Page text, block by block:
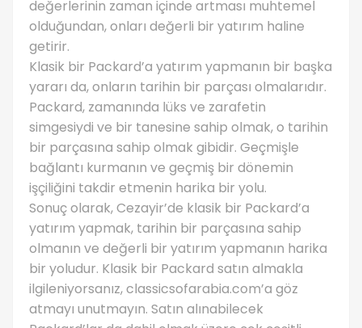
değerlerinin zaman içinde artması muhtemel
olduğundan, onları değerli bir yatırım haline
getirir.
Klasik bir Packard’a yatırım yapmanın bir başka
yararı da, onların tarihin bir parçası olmalarıdır.
Packard, zamanında lüks ve zarafetin
simgesiydi ve bir tanesine sahip olmak, o tarihin
bir parçasına sahip olmak gibidir. Geçmişle
bağlantı kurmanın ve geçmiş bir dönemin
işçiliğini takdir etmenin harika bir yolu.
Sonuç olarak, Cezayir’de klasik bir Packard’a
yatırım yapmak, tarihin bir parçasına sahip
olmanın ve değerli bir yatırım yapmanın harika
bir yoludur. Klasik bir Packard satın almakla
ilgileniyorsanız, classicsofarabia.com’a göz
atmayı unutmayın. Satın alınabilecek